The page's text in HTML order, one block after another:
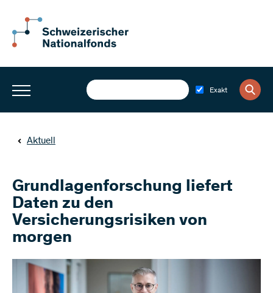
Exakt
Aktuell
Grundlagenforschung liefert
Daten zu den
Versicherungsrisiken von
morgen